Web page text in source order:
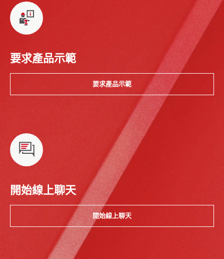
要求產品示範
要求產品示範
開始線上聊天
開始線上聊天